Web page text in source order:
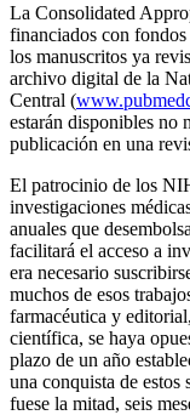
La Consolidated
financiados con
los manuscritos ya
archivo digital de la
Central (
estarán disponibles no
publicación en una
El patrocinio de los
investigaciones
anuales que
facilitará el acceso a
era necesario
muchos de esos
farmacéutica y
científica, se haya
plazo de un año
una conquista de
fuese la mitad, seis